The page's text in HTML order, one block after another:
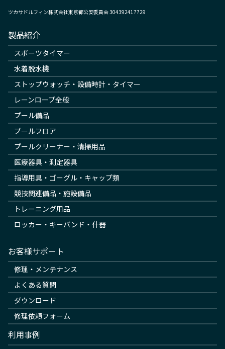
ツカサドルフィン株式会社東京都公安委員会 304392417729
製品紹介
スポーツタイマー
水着脱水機
ストップウォッチ・設備時計・タイマー
レーンロープ全般
プール備品
プールフロア
プールクリーナー・清掃用品
医療器具・測定器具
指導用具・ゴーグル・キャップ類
競技関連備品・施設備品
トレーニング用品
ロッカー・キーバンド・什器
お客様サポート
修理・メンテナンス
よくある質問
ダウンロード
修理依頼フォーム
利用事例